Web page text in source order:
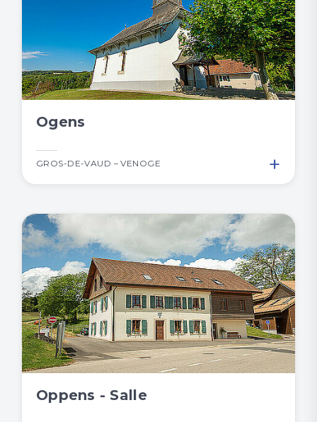
Ogens
GROS-DE-VAUD – VENOGE +
Oppens - Salle